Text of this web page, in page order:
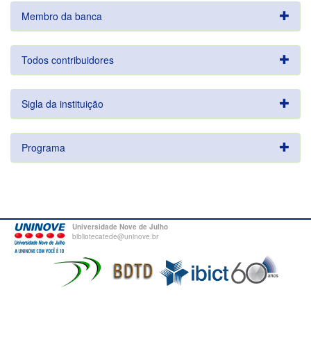
Membro da banca
Todos contribuidores
Sigla da instituição
Programa
Universidade Nove de Julho
bibliotecatede@uninove.br